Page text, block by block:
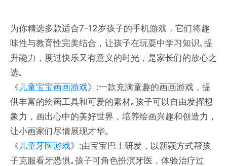
为你精选多款适合7-12岁孩子的手机游戏，它们将趣
味性与教育性完美结合，让孩子在玩耍中学习知识､提
升能力，度过快乐又有意义的时光，是家长们的放心之
选｡
《 儿童宝宝画画游戏》:一款充满童趣的画画游戏，提
供丰富的绘画工具和可爱的素材｡孩子可以自由发挥想
象力，画出心中的美好世界，培养绘画兴趣和创造力，
让小画家们尽情展现才华｡
《 儿童牙医游戏》:由宝宝巴士研发，以新颖方式帮孩
子克服看牙恐惧｡孩子可角色扮演牙医，体验治疗过